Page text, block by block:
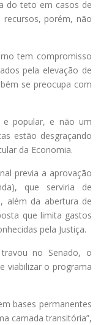
do teto em casos de
recursos, porém, não
tem compromisso
pela elevação de
se preocupa com
e popular, e não um
estão desgraçando
da Economia.
previa a aprovação
que serviria de
além da abertura de
que limita gastos
pela Justiça.
no Senado, o
viabilizar o programa
bases permanentes
camada transitória”,